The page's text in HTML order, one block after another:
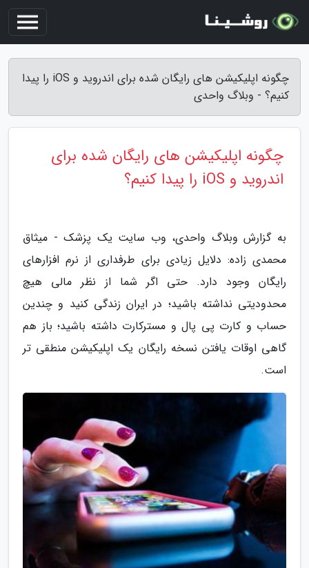
چگونه اپلیکیشن های رایگان شده برای اندروید و iOS را پیدا
کنیم؟ - وبلاگ واحدی
چگونه اپلیکیشن های رایگان شده برای
اندروید و iOS را پیدا کنیم؟
به گزارش وبلاگ واحدی، وب سایت یک پزشک - میثاق
محمدی زاده: دلایل زیادی برای طرفداری از نرم افزارهای
رایگان وجود دارد. حتی اگر شما از نظر مالی هیچ
محدودیتی نداشته باشید؛ در ایران زندگی کنید و چندین
حساب و کارت پی پال و مسترکارت داشته باشید؛ باز هم
گاهی اوقات یافتن نسخه رایگان یک اپلیکیشن منطقی تر
است.